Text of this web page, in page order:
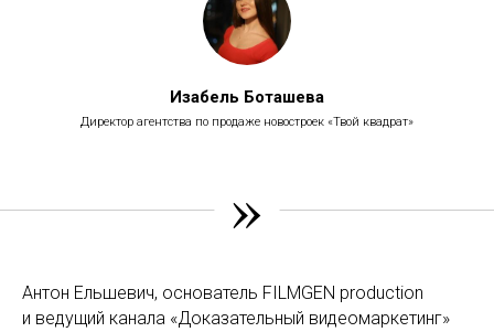
Изабель Боташева
Директор агентства по продаже новостроек «Твой квадрат»
»
Антон Ельшевич, основатель FILMGEN production
и ведущий канала «Доказательный видеомаркетинг»